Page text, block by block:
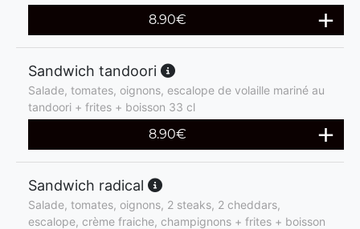
8.90€
Sandwich tandoori
Salade, tomates, oignons, escalope de volaille mariné au
tandoori + frites + boisson 33 cl
8.90€
Sandwich radical
Salade, tomates, oignons, 2 steaks, 2 cheddars,
escalope, crème fraiche, champignons + frites + boisson